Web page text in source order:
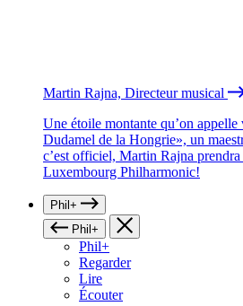
Martin Rajna, Directeur musical
Une étoile montante qu’on
Dudamel de la Hongrie», un
c’est officiel, Martin Rajna prendra
Luxembourg Philharmonic!
Phil+
Phil+
Phil+
Regarder
Lire
Écouter